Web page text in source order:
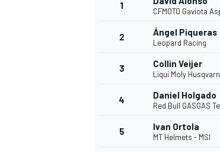
1
CFMOTO Gaviota
2 Ángel Piqueras
Leopard Racing
3 Collin Veijer
Liqui Moly
4 Daniel Holgado
Red Bull GASGAS
5 Ivan Ortola
MT Helmets - MSI